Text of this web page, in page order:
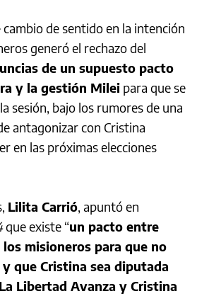
de sentido en la intención
generó el rechazo del
de un supuesto pacto
y la gestión Milei para que se
sesión, bajo los rumores de una
antagonizar con Cristina
en las próximas elecciones
Lilita Carrió, apuntó en
que existe “un pacto entre
misioneros para que no
que Cristina sea diputada
Libertad Avanza y Cristina